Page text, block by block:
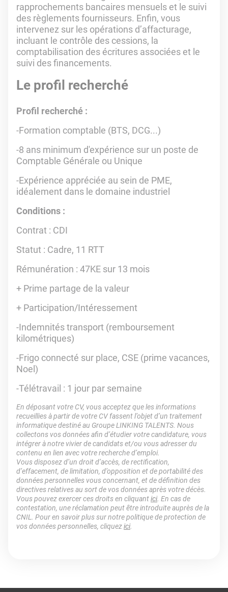
rapprochements bancaires mensuels et le suivi
des règlements fournisseurs. Enfin, vous
intervenez sur les opérations d’affacturage,
incluant le contrôle des cessions, la
comptabilisation des écritures associées et le
suivi des financements.
Le profil recherché
Profil recherché :
-Formation comptable (BTS, DCG...)
-8 ans minimum d'expérience sur un poste de
Comptable Générale ou Unique
-Expérience appréciée au sein de PME,
idéalement dans le domaine industriel
Conditions :
Contrat : CDI
Statut : Cadre, 11 RTT
Rémunération : 47KE sur 13 mois
+ Prime partage de la valeur
+ Participation/Intéressement
-Indemnités transport (remboursement
kilométriques)
-Frigo connecté sur place, CSE (prime vacances,
Noel)
-Télétravail : 1 jour par semaine
En déposant votre CV, vous acceptez que les informations
recueillies à partir de votre CV fassent l’objet d’un traitement
informatique destiné au Groupe LINKING TALENTS. Nous
collectons vos données afin d’étudier votre candidature, vous
intégrer à notre vivier de candidats et/ou vous adresser du
contenu en lien avec votre recherche d’emploi.
Vous disposez d’un droit d’accès, de rectification,
d’effacement, de limitation, d’opposition et de portabilité des
données personnelles vous concernant, et de définition des
directives relatives au sort de vos données après votre décès.
Vous pouvez exercer ces droits en cliquantici. En cas de
contestation, une réclamation peut être introduite auprès de la
CNIL. Pour en savoir plus sur notre politique de protection de
vos données personnelles, cliquezici.